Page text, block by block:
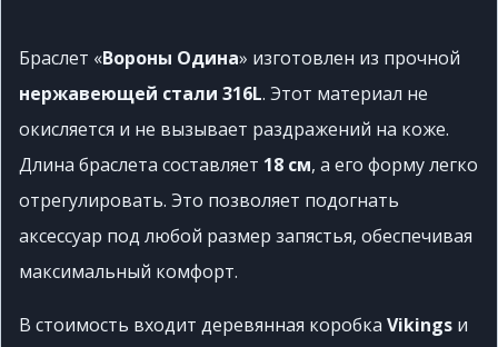
Браслет «Вороны Одина» изготовлен из прочной
нержавеющей стали 316L. Этот материал не
окисляется и не вызывает раздражений на коже.
Длина браслета составляет 18 см, а его форму легко
отрегулировать. Это позволяет подогнать
аксессуар под любой размер запястья, обеспечивая
максимальный комфорт.
В стоимость входит деревянная коробка Vikings и